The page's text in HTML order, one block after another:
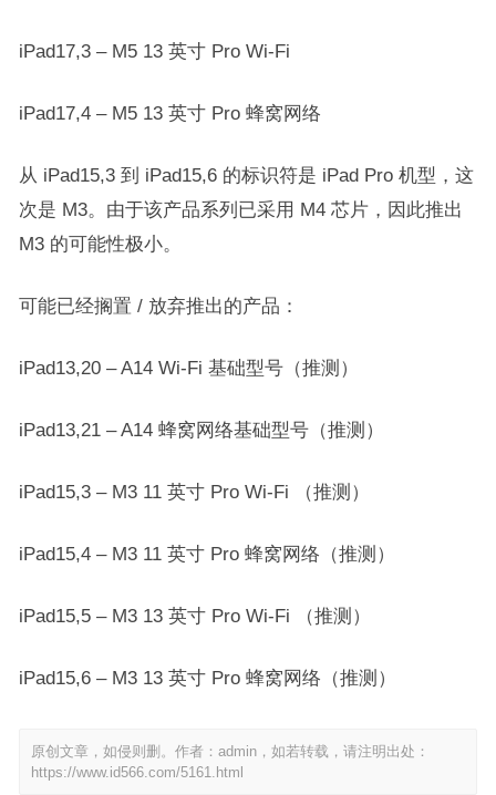
iPad17,3 – M5 13 英寸 Pro Wi-Fi
iPad17,4 – M5 13 英寸 Pro 蜂窝网络
从 iPad15,3 到 iPad15,6 的标识符是 iPad Pro 机型，这
次是 M3。由于该产品系列已采用 M4 芯片，因此推出
M3 的可能性极小。
可能已经搁置 / 放弃推出的产品：
iPad13,20 – A14 Wi-Fi 基础型号（推测）
iPad13,21 – A14 蜂窝网络基础型号（推测）
iPad15,3 – M3 11 英寸 Pro Wi-Fi （推测）
iPad15,4 – M3 11 英寸 Pro 蜂窝网络（推测）
iPad15,5 – M3 13 英寸 Pro Wi-Fi （推测）
iPad15,6 – M3 13 英寸 Pro 蜂窝网络（推测）
原创文章，如侵则删。作者：admin，如若转载，请注明出处：
https://www.id566.com/5161.html